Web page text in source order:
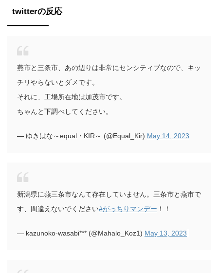
twitterの反応
燕市と三条市、あの辺りは非常にセンシティブなので、キッ
チリやらないとダメです。
それに、工場所在地は加茂市です。
ちゃんと下調べしてください。
— ゆきはな～equal・KIR～ (@Equal_Kir) May 14, 2023
新潟県に燕三条市なんて存在していません。三条市と燕市で
す、間違えないでください#がっちりマンデー ！！
— kazunoko-wasabi*** (@Mahalo_Koz1) May 13, 2023